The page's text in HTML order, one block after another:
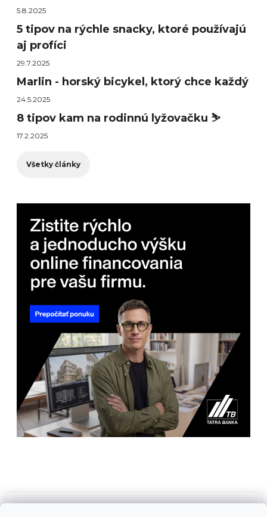
5.8.2025
5 tipov na rýchle snacky, ktoré používajú
aj profíci
29.7.2025
Marlin - horský bicykel, ktorý chce každý
24.5.2025
8 tipov kam na rodinnú lyžovačku ⛷️
17.2.2025
Všetky články